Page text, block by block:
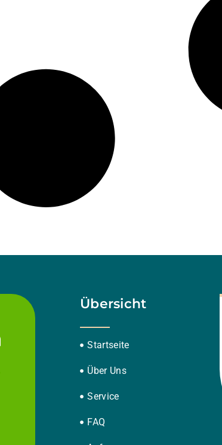
Übersicht
Startseite
Über Uns
Service
FAQ